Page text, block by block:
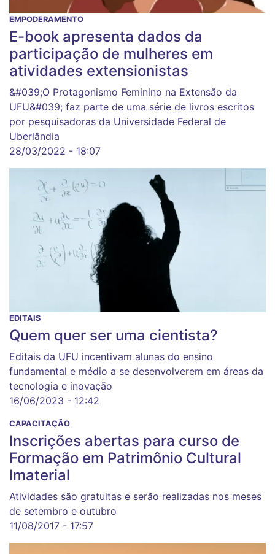
EMPODERAMENTO
E-book apresenta dados da
participação de mulheres em
atividades extensionistas
&#039;O Protagonismo Feminino na Extensão da
UFU&#039; faz parte de uma série de livros escritos
por pesquisadoras da Universidade Federal de
Uberlândia
28/03/2022 - 18:07
EDITAIS
Quem quer ser uma cientista?
Editais da UFU incentivam alunas do ensino
fundamental e médio a se desenvolverem em áreas da
tecnologia e inovação
16/06/2023 - 12:42
CAPACITAÇÃO
Inscrições abertas para curso de
Formação em Patrimônio Cultural
Imaterial
Atividades são gratuitas e serão realizadas nos meses
de setembro e outubro
11/08/2017 - 17:57